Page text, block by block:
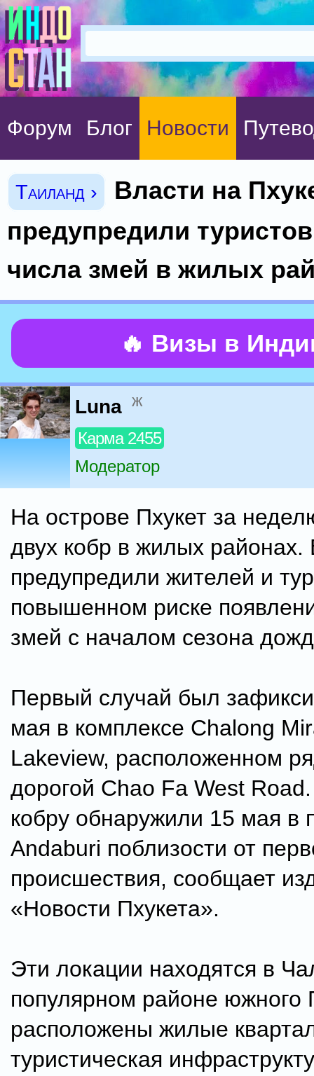
Форум Блог Новости
Таиланд ›
Власти на
предупредили
числа змей в жилых
🔥 Визы в
Luna ж
Карма 2455
Модератор
На острове Пхукет за
двух кобр в жилых районах.
предупредили жителей и
повышенном риске
змей с началом сезона
Первый случай был
мая в комплексе Chalong
Lakeview, расположенном
дорогой Chao Fa West
кобру обнаружили 15 мая в
Andaburi поблизости от
происшествия, сообщает
«Новости Пхукета».
Эти локации находятся в
популярном районе южного
расположены жилые
туристическая